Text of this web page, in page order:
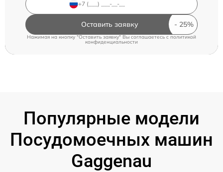
Оставить заявку
Нажимая на кнопку "Оставить заявку" Вы соглашаетесь cполитикой
конфиденциальности
Популярные модели
Посудомоечных машин
Gaggenau